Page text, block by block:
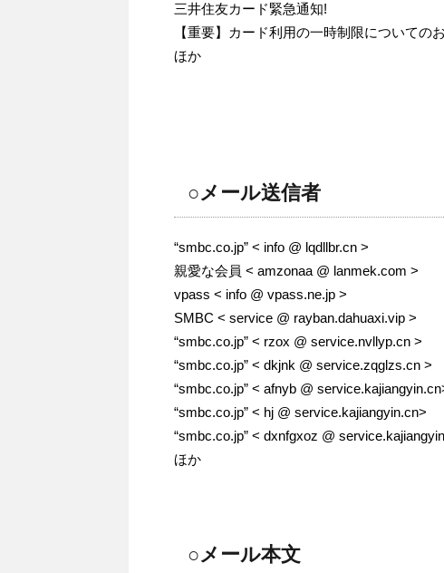
三井住友カード緊急通知!
【重要】カード利用の一時制限についての
ほか
○メール送信者
“smbc.co.jp” < info @ lqdllbr.cn >
親愛な会員 < amzonaa @ lanmek.com >
vpass < info @ vpass.ne.jp >
SMBC < service @ rayban.dahuaxi.vip >
“smbc.co.jp” < rzox @ service.nvllyp.cn >
“smbc.co.jp” < dkjnk @ service.zqglzs.cn >
“smbc.co.jp” < afnyb @
“smbc.co.jp” < hj @ service.kajiangyin.cn>
“smbc.co.jp” < dxnfgxoz @
ほか
○メール本文